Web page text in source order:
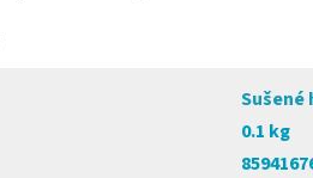
Sušené
0.1 kg